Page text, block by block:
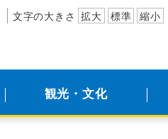
文字の大きさ 拡大 標準 縮小
観光・文化